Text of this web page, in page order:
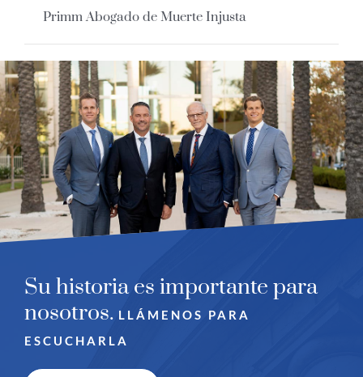
Primm Abogado de Muerte Injusta
Su historia es importante para
nosotros. LLÁMENOS PARA
ESCUCHARLA